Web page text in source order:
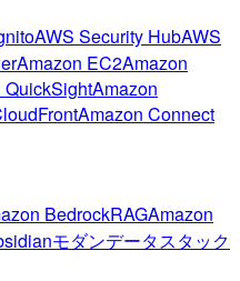
AWS Security HubAWS
Amazon EC2Amazon
QuickSightAmazon
Amazon Connect
BedrockRAGAmazon
モダンデータスタック